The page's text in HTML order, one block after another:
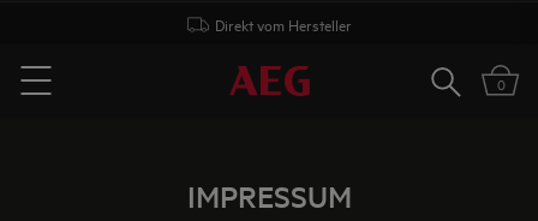
Direkt vom Hersteller
Menu
Suchen0
IMPRESSUM